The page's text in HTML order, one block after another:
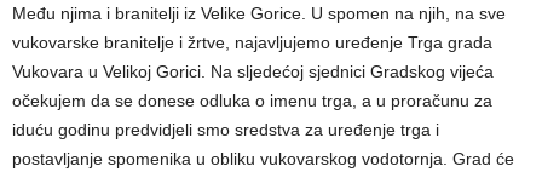
Među njima i branitelji iz Velike Gorice. U spomen na njih, na sve
vukovarske branitelje i žrtve, najavljujemo uređenje Trga grada
Vukovara u Velikoj Gorici. Na sljedećoj sjednici Gradskog vijeća
očekujem da se donese odluka o imenu trga, a u proračunu za
iduću godinu predvidjeli smo sredstva za uređenje trga i
postavljanje spomenika u obliku vukovarskog vodotornja. Grad će